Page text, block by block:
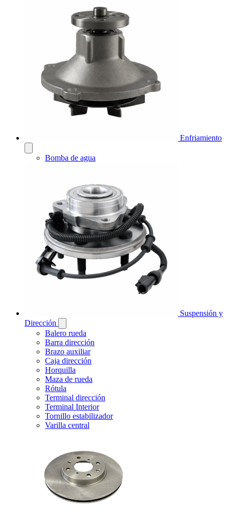
Enfriamiento
Bomba de agua
Suspensión y
Dirección
Balero rueda
Barra dirección
Brazo auxiliar
Caja dirección
Horquilla
Maza de rueda
Rótula
Terminal dirección
Terminal Interior
Tornillo estabilizador
Varilla central